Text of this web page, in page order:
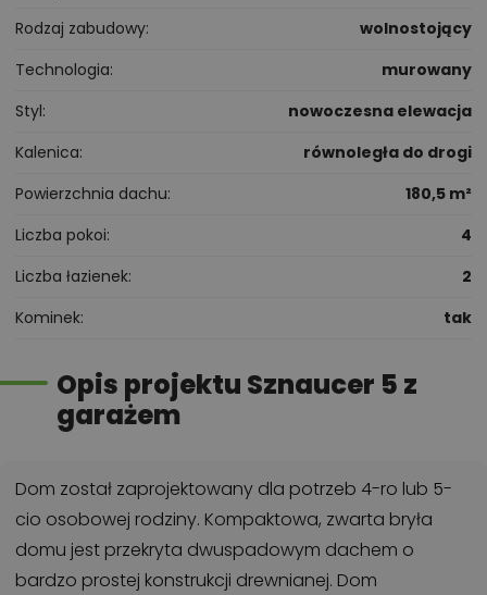
Rodzaj zabudowy
wolnostojący
Technologia
murowany
Styl
nowoczesna elewacja
Kalenica
równoległa do drogi
Powierzchnia dachu
180,5 m²
Liczba pokoi
4
Liczba łazienek
2
Kominek
tak
Opis projektu Sznaucer 5 z
garażem
Dom został zaprojektowany dla potrzeb 4-ro lub 5-
cio osobowej rodziny. Kompaktowa, zwarta bryła
domu jest przekryta dwuspadowym dachem o
bardzo prostej konstrukcji drewnianej. Dom